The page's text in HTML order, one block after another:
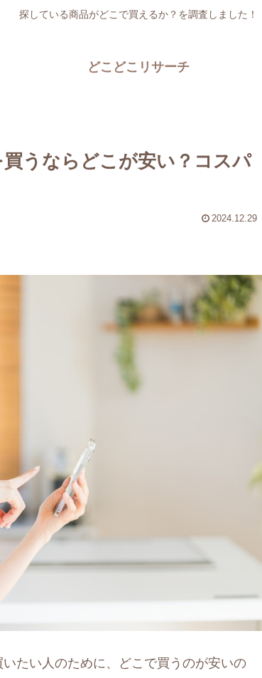
探している商品がどこで買えるか？を調査しました！
どこどこリサーチ
うならどこが安い？コスパ
2024.12.29
たい人のために、どこで買うのが安いの